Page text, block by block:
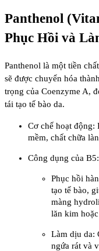
Panthenol
Phục Hồi và
Panthenol là một tiền
sẽ được chuyển hóa
trọng của Coenzyme A,
tái tạo tế bào da.
Cơ chế hoạt động:
mềm, chất chữa
Công dụng của B5:
Phục hồi
tạo tế bào,
màng
lăn kim
Làm dịu da:
ngứa rát và